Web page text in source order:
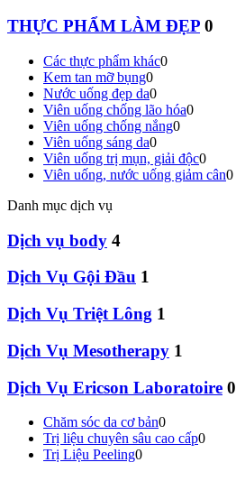
THỰC PHẨM LÀM ĐẸP 0
Các thực phẩm khác0
Kem tan mỡ bụng0
Nước uống đẹp da0
Viên uống chống lão hóa0
Viên uống chống nắng0
Viên uống sáng da0
Viên uống trị mụn, giải độc0
Viên uống, nước uống giảm cân0
Danh mục dịch vụ
Dịch vụ body 4
Dịch Vụ Gội Đầu 1
Dịch Vụ Triệt Lông 1
Dịch Vụ Mesotherapy 1
Dịch Vụ Ericson Laboratoire 0
Chăm sóc da cơ bản0
Trị liệu chuyên sâu cao cấp0
Trị Liệu Peeling0